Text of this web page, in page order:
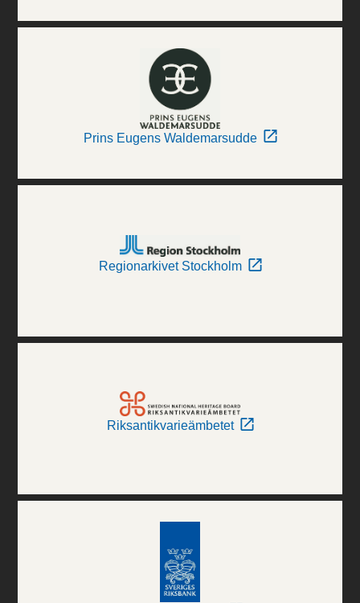
Prins Eugens Waldemarsudde
Regionarkivet Stockholm
Riksantikvarieämbetet